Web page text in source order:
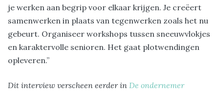
je werken aan begrip voor elkaar krijgen. Je creëert
samenwerken in plaats van tegenwerken zoals het nu
gebeurt. Organiseer workshops tussen sneeuwvlokjes
en karaktervolle senioren. Het gaat plotwendingen
opleveren.”
Dit interview verscheen eerder in De ondernemer